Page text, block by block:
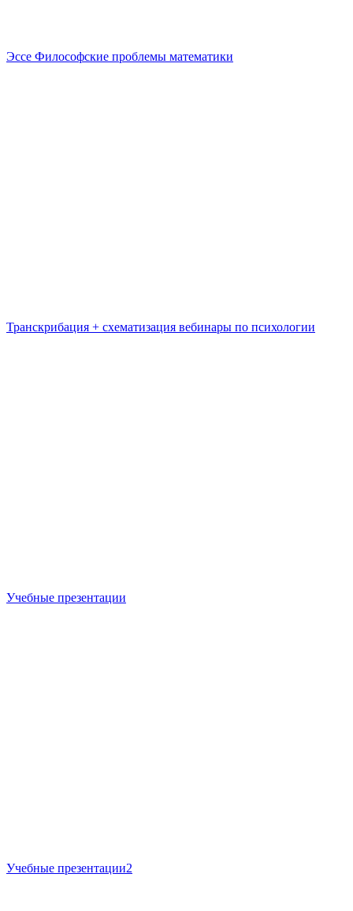
Эссе Философские проблемы математики
Транскрибация + схематизация вебинары по психологии
Учебные презентации
Учебные презентации2